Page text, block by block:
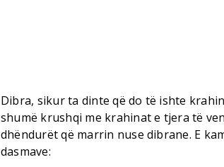
Dibra, sikur ta dinte që do të ishte
shumë krushqi me krahinat e tjera të
dhëndurët që marrin nuse dibrane. E
dasmave: